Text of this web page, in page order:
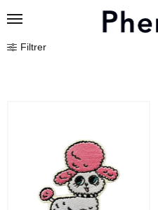
Filtrer